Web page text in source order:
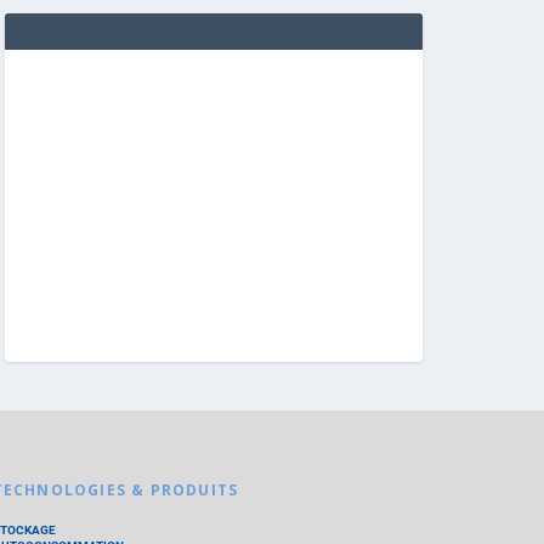
& PRODUITS